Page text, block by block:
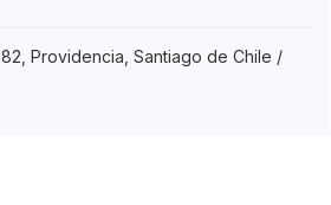
Providencia, Santiago de Chile /